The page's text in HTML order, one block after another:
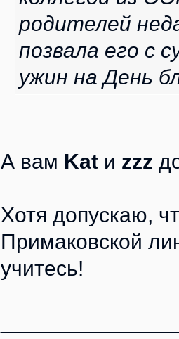
родителей
позвала его с
ужин на День
А вам Kat и zzz
Хотя допускаю,
Примаковской
учитесь!